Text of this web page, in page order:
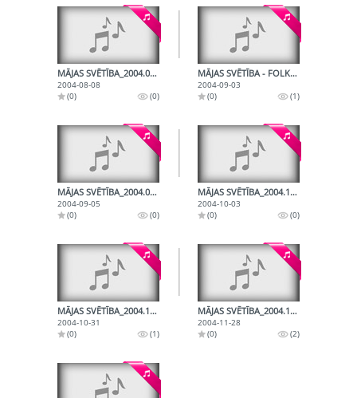
MĀJAS SVĒTĪBA_2004.08.08_TRĪS KURZEMNIEKU ĢIMENES
2004-08-08
(0)
(0)
MĀJAS SVĒTĪBA - FOLKLORAS FESTIVĀLS UNGĀRIJĀ - RUDENS TALKU LAIKS
2004-09-03
(0)
(1)
MĀJAS SVĒTĪBA_2004.09.05_FOLKLORIĀDE UNGĀRIJĀ, TALKAS, STOPOŠANA
2004-09-05
(0)
(0)
MĀJAS SVĒTĪBA_2004.10.03_SEŠI IEPAZĪŠANĀS STĀSTI
2004-10-03
(0)
(0)
MĀJAS SVĒTĪBA_2004.10.31_MĀRTIŅI, VEĻU LAIKS, PUZURI
2004-10-31
(0)
(1)
MĀJAS SVĒTĪBA_2004.11.28_DIVU LAUKU ĢIMEŅU STĀSTI UN FILOZOFS MŪRNIEKS
2004-11-28
(0)
(2)